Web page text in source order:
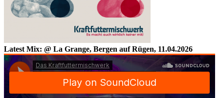
Latest Mix: @ La Grange, Bergen auf Rügen, 11.04.2026